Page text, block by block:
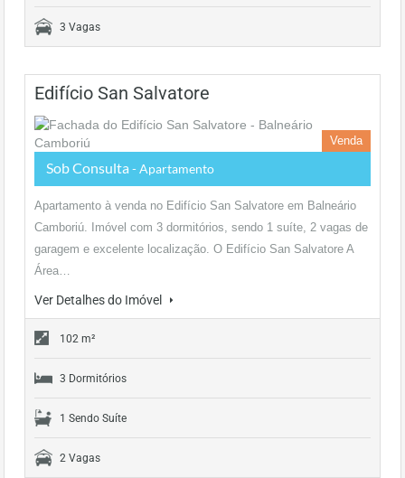
3 Vagas
Edifício San Salvatore
Venda
Sob Consulta - Apartamento
Apartamento à venda no Edifício San Salvatore em Balneário
Camboriú. Imóvel com 3 dormitórios, sendo 1 suíte, 2 vagas de
garagem e excelente localização. O Edifício San Salvatore A
Área…
Ver Detalhes do Imóvel
102 m²
3 Dormitórios
1 Sendo Suíte
2 Vagas